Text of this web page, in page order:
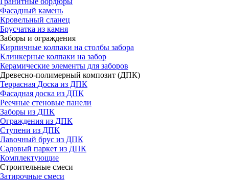
Фасадный камень
Кровельный сланец
Брусчатка из камня
Заборы и ограждения
Кирпичные колпаки на столбы забора
Клинкерные колпаки на забор
Керамические элементы для заборов
Древесно-полимерный композит (ДПК)
Террасная Доска из ДПК
Фасадная доска из ДПК
Реечные стеновые панели
Заборы из ДПК
Ограждения из ДПК
Ступени из ДПК
Лавочный брус из ДПК
Садовый паркет из ДПК
Комплектующие
Строительные смеси
Затирочные смеси